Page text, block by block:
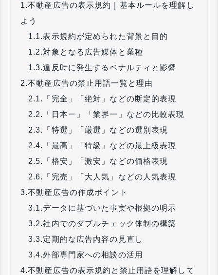
1.不動産広告の表示規約｜基本ルールを理解し
よう
1.1.表示規約が定められた背景と目的
1.2.対象となる広告媒体と業種
1.3.違反時に発生するペナルティと影響
2.不動産広告の禁止用語一覧と理由
2.1.
「完全」「絶対」などの断定的表現
2.2.
「日本一」「業界一」などの比較表現
2.3.
「特選」「厳選」などの選別表現
2.4.
「最高」「特級」などの最上級表現
2.5.
「格安」「激安」などの価格表現
2.6.
「完売」「大人気」などの人気表現
3.不動産広告の作成ポイント
3.1.データに基づいた事実や根拠の明示
3.2.社内でのダブルチェック体制の構築
3.3.定期的な広告内容の見直し
3.4.外部専門家への相談の活用
4.不動産広告の表示規約と禁止用語を理解して